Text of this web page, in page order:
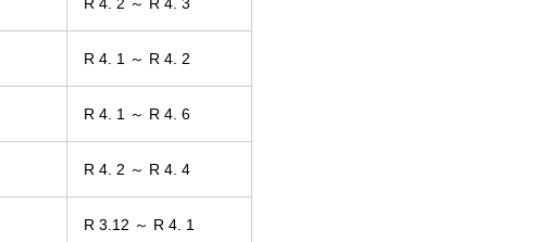
R 4. 1 ～ R 4. 2
R 4. 1 ～ R 4. 6
R 4. 2 ～ R 4. 4
R 3.12 ～ R 4. 1